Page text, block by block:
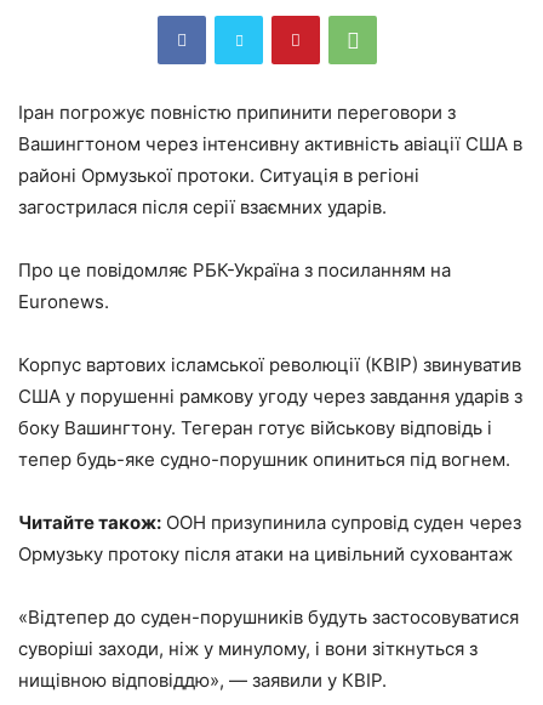
Іран погрожує повністю припинити переговори з
Вашингтоном через інтенсивну активність авіації США в
районі Ормузької протоки. Ситуація в регіоні
загострилася після серії взаємних ударів.
Про це повідомляє РБК-Україна з посиланням на
Euronews.
Корпус вартових ісламської революції (КВІР) звинуватив
США у порушенні рамкову угоду через завдання ударів з
боку Вашингтону. Тегеран готує військову відповідь і
тепер будь-яке судно-порушник опиниться під вогнем.
Читайте також: ООН призупинила супровід суден через
Ормузьку протоку після атаки на цивільний суховантаж
«Відтепер до суден-порушників будуть застосовуватися
суворіші заходи, ніж у минулому, і вони зіткнуться з
нищівною відповіддю», — заявили у КВІР.